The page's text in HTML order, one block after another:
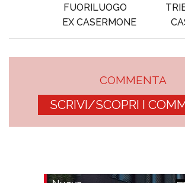
FUORILUOGO
EX CASERMONE
COMMENTA
SCRIVI/SCOPRI I